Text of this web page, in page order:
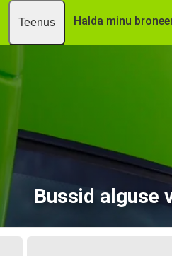
Teenus Halda minu
Bussid alguse